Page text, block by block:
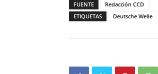
FUENTE
Redacción CCD
ETIQUETAS
Deutsche Welle